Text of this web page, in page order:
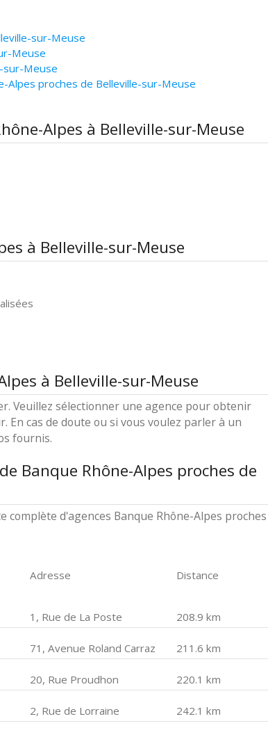
sur-Meuse
Meuse
sur-Meuse
proches de Belleville-sur-Meuse
Alpes à Belleville-sur-Meuse
à Belleville-sur-Meuse
à Belleville-sur-Meuse
Veuillez sélectionner une agence pour obtenir
cas de doute ou si vous voulez parler à un
fournis.
Banque Rhône-Alpes proches de
d'agences Banque Rhône-Alpes proches
Adresse Distance
1, Rue de La Poste 208.9 km
71, Avenue Roland Carraz 211.6 km
20, Rue Proudhon 220.1 km
2, Rue de Lorraine 242.1 km